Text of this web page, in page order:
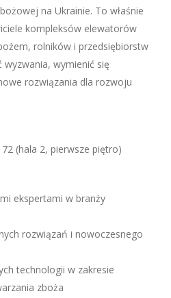
na Ukrainie. To właśnie
kompleksów elewatorów
rolników i przedsiębiorstw
wymienić się
rozwiązania dla rozwoju
72 (hala 2, pierwsze piętro)
ekspertami w branży
rozwiązań i nowoczesnego
technologii w zakresie
zboża